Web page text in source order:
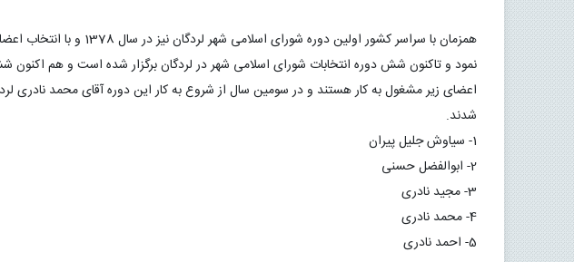
شدند.
1- سیاوش جلیل پیران
2- ابوالفضل حسنی
3- مجید نادری
4- محمد نادری
5- احمد نادری